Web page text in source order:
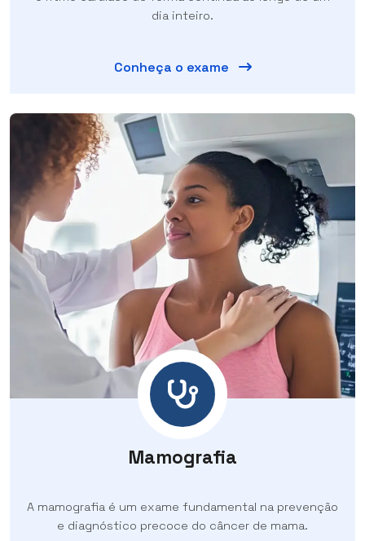
dia inteiro.
Conheça o exame
Mamografia
A mamografia é um exame fundamental na prevenção
e diagnóstico precoce do câncer de mama.